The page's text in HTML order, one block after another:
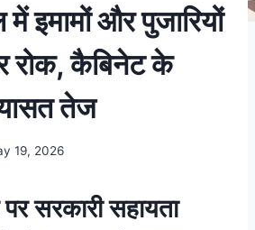
में इमामों और पुजारियों
रोक, कैबिनेट के
तेज
19, 2026
सरकारी सहायता